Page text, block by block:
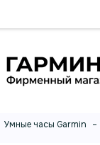
Умные часы Garmin